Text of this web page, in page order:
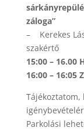
záloga”
– Kerekes
szakértő
15:00 – 16.00
16:00 – 16:05
Tájékoztatom,
Parkolási